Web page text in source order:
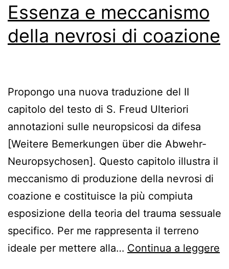
Essenza e meccanismo
della nevrosi di coazione
Propongo una nuova traduzione del II
capitolo del testo di S. Freud Ulteriori
annotazioni sulle neuropsicosi da difesa
[Weitere Bemerkungen über die Abwehr-
Neuropsychosen]. Questo capitolo illustra il
meccanismo di produzione della nevrosi di
coazione e costituisce la più compiuta
esposizione della teoria del trauma sessuale
specifico. Per me rappresenta il terreno
ideale per mettere alla… Continua a leggere